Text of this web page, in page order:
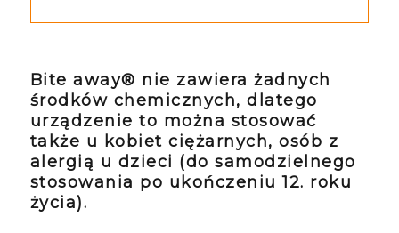
Bite away® nie zawiera żadnych
środków chemicznych, dlatego
urządzenie to można stosować
także u kobiet ciężarnych, osób z
alergią u dzieci (do samodzielnego
stosowania po ukończeniu 12. roku
życia).